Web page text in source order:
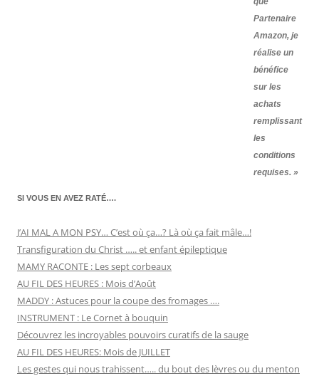
Partenaire
Amazon, je
réalise un
bénéfice
sur les
achats
remplissant
les
conditions
requises. »
SI VOUS EN AVEZ RATÉ….
J’AI MAL A MON PSY… C’est où ça…? Là où ça fait mâle…!
Transfiguration du Christ ….. et enfant épileptique
MAMY RACONTE : Les sept corbeaux
AU FIL DES HEURES : Mois d’Août
MADDY : Astuces pour la coupe des fromages ….
INSTRUMENT : Le Cornet à bouquin
Découvrez les incroyables pouvoirs curatifs de la sauge
AU FIL DES HEURES: Mois de JUILLET
Les gestes qui nous trahissent….. du bout des lèvres ou du menton